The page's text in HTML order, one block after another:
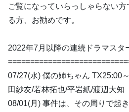
ご覧になっていらっしゃらない
る方、お勧めです。
2022年7月以降の連続ドラマスタ
07/27(水) 僕の姉ちゃん TX25:00
田紗友/若林拓也/平岩紙/渡辺大知
08/01(月) 事件は、その周りで起